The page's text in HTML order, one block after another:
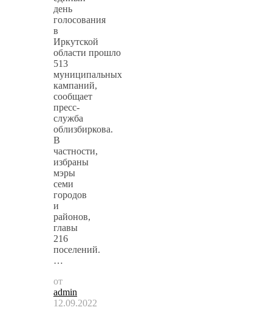
день
голосования
в
Иркутской
области прошло
513
муниципальных
кампаний,
сообщает
пресс-
служба
облизбиркова.
В
частности,
избраны
мэры
семи
городов
и
районов,
главы
216
поселений.
…
от
admin
12.09.2022